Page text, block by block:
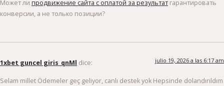
Может ли продвижение сайта с оплатой за результатгарантировать
конверсии, а не только позиции?
1xbet guncel giris_qnMl dice: julio 19, 2026 a las 6:17 am
Selam millet Ödemeler geç geliyor, canlı destek yok Hepsinde dolandırıldım